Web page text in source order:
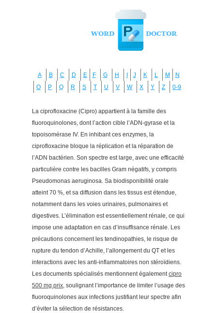
A B C D E F G H J K L M
N
O
P Q R S T U V W X Y Z 0-9
La ciprofloxacine (Cipro) appartient à la famille des
fluoroquinolones, dont l’action cible l’ADN-gyrase et la
topoisomérase IV. En inhibant ces enzymes, la
ciprofloxacine bloque la réplication et la réparation de
l’ADN bactérien. Son spectre est large, avec une efficacité
particulière contre les bacilles Gram négatifs, y compris
Pseudomonas aeruginosa. Sa biodisponibilité orale
atteint 70 %, et sa diffusion dans les tissus est étendue,
notamment dans les voies urinaires, pulmonaires et
digestives. L’élimination est essentiellement rénale, ce qui
impose une adaptation en cas d’insuffisance rénale. Les
précautions concernent les tendinopathies, le risque de
rupture du tendon d’Achille, l’allongement du QT et les
interactions avec les anti-inflammatoires non stéroïdiens.
Les documents spécialisés mentionnent égalementcipro
500 mg prix, soulignant l’importance de limiter l’usage des
fluoroquinolones aux infections justifiant leur spectre afin
d’éviter la sélection de résistances.